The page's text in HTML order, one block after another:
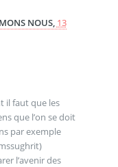
NOUS, 13
il faut que les
que l’on se doit
par exemple
l’avenir des